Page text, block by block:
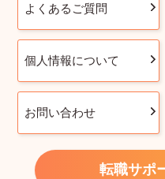
よくあるご質問
個人情報について
お問い合わせ
転職サポ